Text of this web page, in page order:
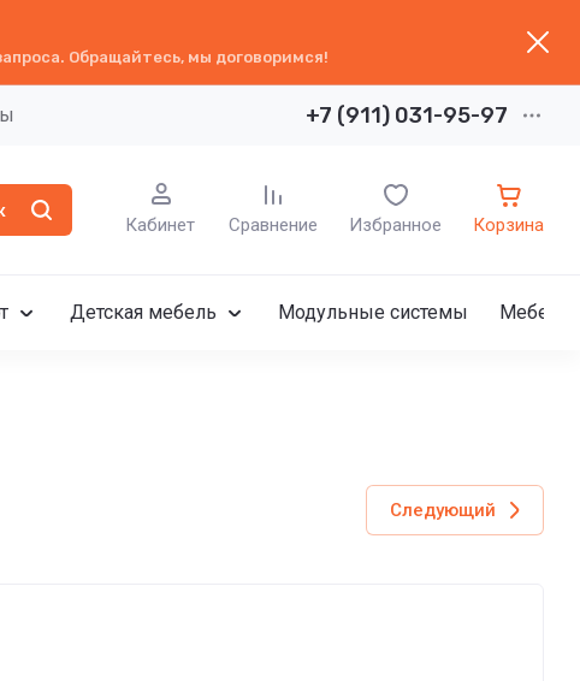
Обращайтесь, мы договоримся!
+7 (911) 031-95-97
Кабинет Сравнение Избранное Корзина
Детская мебель Модульные системы Мебель
Следующий